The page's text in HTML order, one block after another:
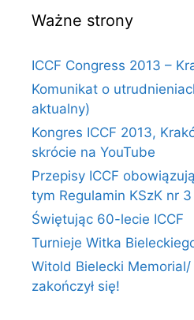
Ważne strony
ICCF Congress 2013 –
Komunikat o
aktualny)
Kongres ICCF 2013,
skrócie na YouTube
Przepisy ICCF
tym Regulamin KSzK nr 3
Świętując 60-lecie ICCF
Turnieje Witka
Witold Bielecki
zakończył się!